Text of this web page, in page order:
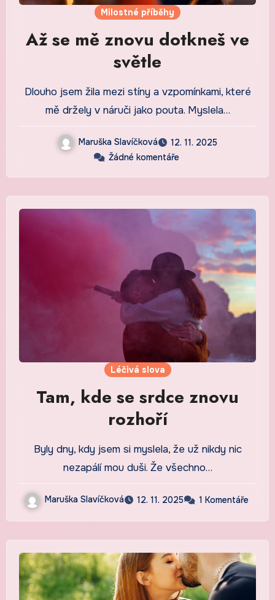
Milostné příběhy
Až se mě znovu dotkneš ve
světle
Dlouho jsem žila mezi stíny a vzpomínkami, které
mě držely v náruči jako pouta. Myslela…
Maruška Slavíčková
12. 11. 2025
Žádné komentáře
Léčivá slova
Tam, kde se srdce znovu
rozhoří
Byly dny, kdy jsem si myslela, že už nikdy nic
nezapálí mou duši. Že všechno…
Maruška Slavíčková 12. 11. 2025 1 Komentáře